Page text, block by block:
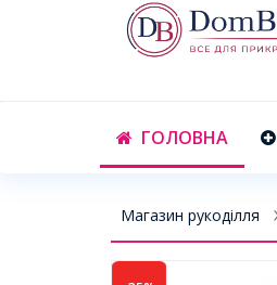
ГОЛОВНА
Магазин рукоділля